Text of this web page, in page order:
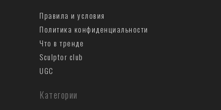
Категории
Правила и условия
Политика конфиденциальности
Что в тренде
Sculptor club
UGC